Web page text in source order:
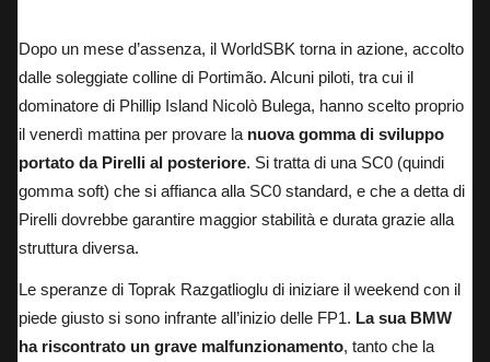
Dopo un mese d’assenza, il WorldSBK torna in azione, accolto
dalle soleggiate colline di Portimão. Alcuni piloti, tra cui il
dominatore di Phillip Island Nicolò Bulega, hanno scelto proprio
il venerdì mattina per provare la nuova gomma di sviluppo
portato da Pirelli al posteriore. Si tratta di una SC0 (quindi
gomma soft) che si affianca alla SC0 standard, e che a detta di
Pirelli dovrebbe garantire maggior stabilità e durata grazie alla
struttura diversa.
Le speranze di Toprak Razgatlioglu di iniziare il weekend con il
piede giusto si sono infrante all’inizio delle FP1. La sua BMW
ha riscontrato un grave malfunzionamento, tanto che la